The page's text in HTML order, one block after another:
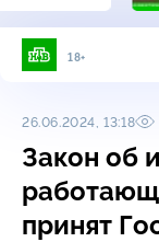
18+
26.06.2024, 13:18
Закон об
принят